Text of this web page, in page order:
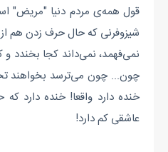
قول همه‌ی مردم دنیا "مریض"
شیزوفرنی که حال حرف زدن هم
نمی‌فهمد، نمی‌داند کجا بخندد
چون... چون می‌ترسد بخواهند
خنده دارد واقعا! خنده دارد
عاشقی کم دارد!